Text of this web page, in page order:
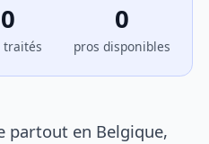
0
traités
0
pros disponibles
partout en Belgique,